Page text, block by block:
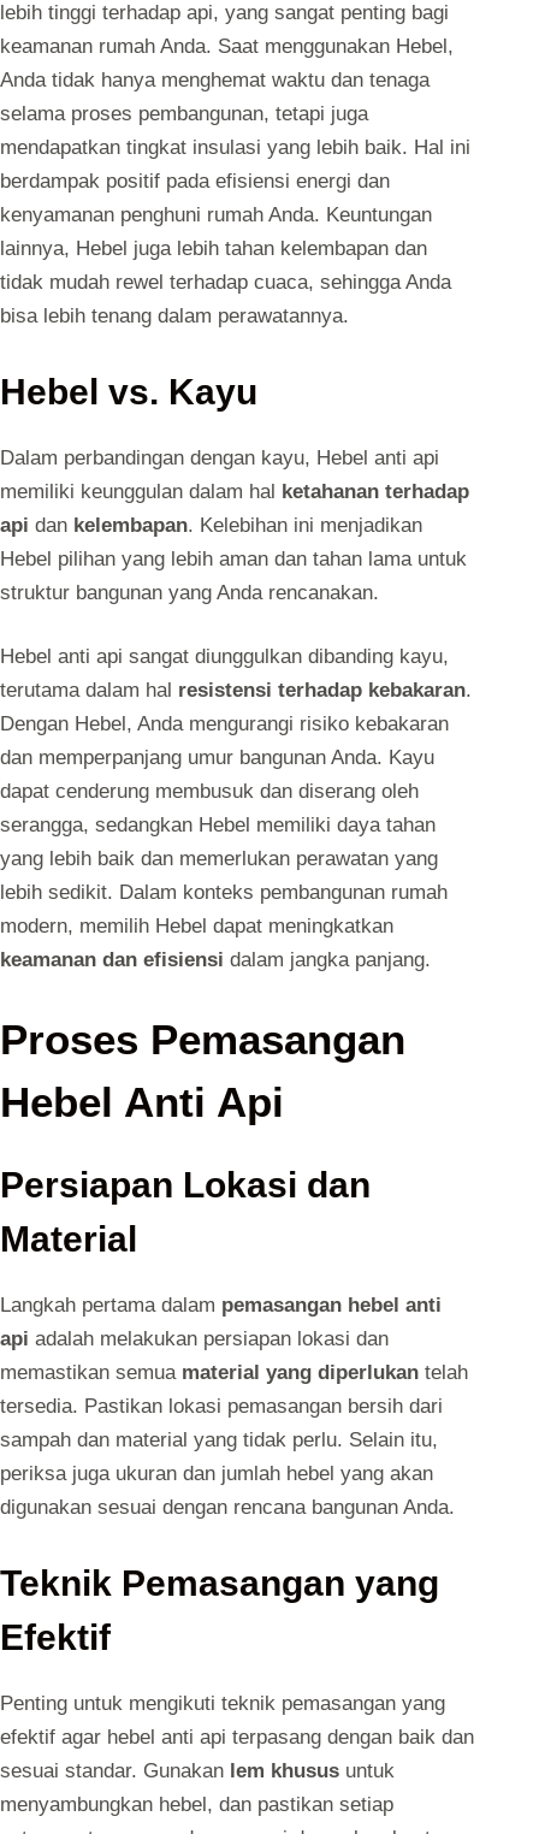
lebih tinggi terhadap api, yang sangat penting bagi
keamanan rumah Anda. Saat menggunakan Hebel,
Anda tidak hanya menghemat waktu dan tenaga
selama proses pembangunan, tetapi juga
mendapatkan tingkat insulasi yang lebih baik. Hal ini
berdampak positif pada efisiensi energi dan
kenyamanan penghuni rumah Anda. Keuntungan
lainnya, Hebel juga lebih tahan kelembapan dan
tidak mudah rewel terhadap cuaca, sehingga Anda
bisa lebih tenang dalam perawatannya.
Hebel vs. Kayu
Dalam perbandingan dengan kayu, Hebel anti api
memiliki keunggulan dalam hal ketahanan terhadap
api dan kelembapan. Kelebihan ini menjadikan
Hebel pilihan yang lebih aman dan tahan lama untuk
struktur bangunan yang Anda rencanakan.
Hebel anti api sangat diunggulkan dibanding kayu,
terutama dalam hal resistensi terhadap kebakaran.
Dengan Hebel, Anda mengurangi risiko kebakaran
dan memperpanjang umur bangunan Anda. Kayu
dapat cenderung membusuk dan diserang oleh
serangga, sedangkan Hebel memiliki daya tahan
yang lebih baik dan memerlukan perawatan yang
lebih sedikit. Dalam konteks pembangunan rumah
modern, memilih Hebel dapat meningkatkan
keamanan dan efisiensi dalam jangka panjang.
Proses Pemasangan
Hebel Anti Api
Persiapan Lokasi dan
Material
Langkah pertama dalam pemasangan hebel anti
api adalah melakukan persiapan lokasi dan
memastikan semua material yang diperlukan telah
tersedia. Pastikan lokasi pemasangan bersih dari
sampah dan material yang tidak perlu. Selain itu,
periksa juga ukuran dan jumlah hebel yang akan
digunakan sesuai dengan rencana bangunan Anda.
Teknik Pemasangan yang
Efektif
Penting untuk mengikuti teknik pemasangan yang
efektif agar hebel anti api terpasang dengan baik dan
sesuai standar. Gunakan lem khusus untuk
menyambungkan hebel, dan pastikan setiap